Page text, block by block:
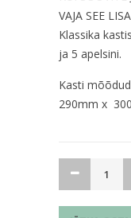
VAJA SEE
Klassika
ja 5 apelsini.
Kasti
290mm x
kogus